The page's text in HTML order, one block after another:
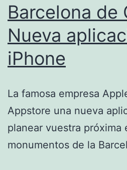
Barcelona de
Nueva
iPhone
La famosa empresa
Appstore una nueva
planear vuestra próxima
monumentos de la